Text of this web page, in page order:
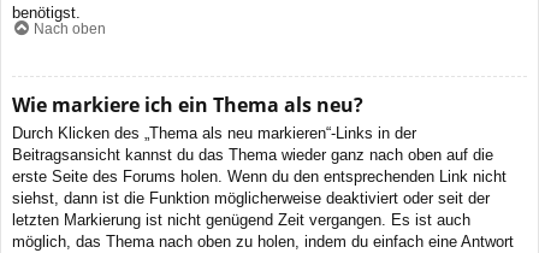
benötigst.
Nach oben
Wie markiere ich ein Thema als neu?
Durch Klicken des „Thema als neu markieren“-Links in der
Beitragsansicht kannst du das Thema wieder ganz nach oben auf die
erste Seite des Forums holen. Wenn du den entsprechenden Link nicht
siehst, dann ist die Funktion möglicherweise deaktiviert oder seit der
letzten Markierung ist nicht genügend Zeit vergangen. Es ist auch
möglich, das Thema nach oben zu holen, indem du einfach eine Antwort